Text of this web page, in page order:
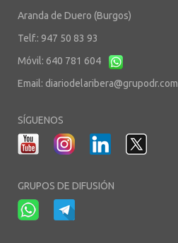
Aranda de Duero (Burgos)
Telf.: 947 50 83 93
Móvil: 640 781 604
Email: diariodelaribera@grupodr.com
SÍGUENOS
GRUPOS DE DIFUSIÓN